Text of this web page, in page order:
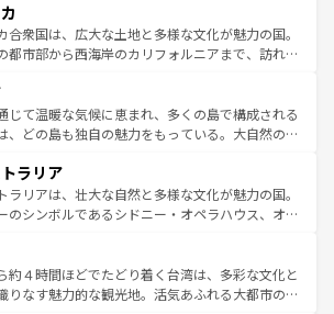
を参照してほしい。
そのまま残る町や、スイスならではのユニークな
あり、アルプス観光だけでなく町歩きも満喫する
きる。国民の所得が高いため物価も高いが、旅行
費無料で観光を楽しむこともできる。 なお、新
ス情報はコンテンツ一覧 を参照してほしい。
合衆国は、広大な土地と多様な文化が魅力の国。
都市部から西海岸のカリフォルニアまで、訪れる
巨大都市は、観光、ショッピング、エンターテイ
が詰まった刺激的なスポットだ。一方、アメリカ
大自然が広がり、グランドキャニオンやイエロー
ーオーリンズでは、音楽と美食が融合した独特の
力。旅行者はアメリカの各地域で異なる魅力を楽
ら、その多様性と豊かな歴史を感じることができ
な旅のスタイルだ。 なお、新着のアメリカ
ンテンツ一覧を参照してほしい。
じて温暖な気候に恵まれ、多くの島で構成される
、どの島も独自の魅力をもっている。大自然の神
見逃せない。また、定番の観光地といえばオアフ
静かな自然を求めるならマウイ島やカウアイ島が
。エメラルドグリーンに輝く海をはじめ、豊かな
てなしの心で訪れる人々を迎えてくれるハワイの
いしいローカルフードやハワイアンミュージッ
的なフラダンスなど、すべてがハワイの魅力を彩
ラリア
ラリアは、壮大な自然と多様な文化が魅力の国。
のシンボルであるシドニー・オペラハウス、オー
フや大陸中央部にそびえるウルル（エアーズロッ
スマニアの美しい原生林やケアンズの熱帯雨林な
ころがたくさん。また、カフェやワイン、オージ
約４時間ほどでたどり着く台湾は、多彩な文化と
りなす魅力的な観光地。活気あふれる大都市の台